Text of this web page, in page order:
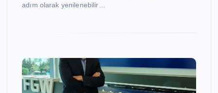
adım olarak yenilenebilir…